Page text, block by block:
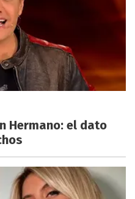
Hermano: el dato